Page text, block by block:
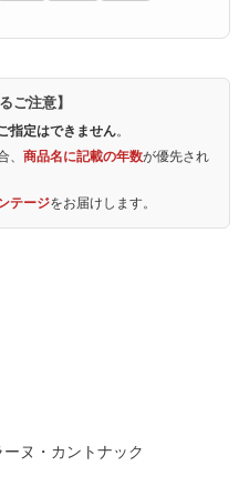
ご注意】
指定はできません。
、 商品名に記載の年数が優先され
テージをお届けします。
ヌ・カントナック